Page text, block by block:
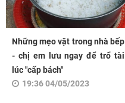
Những mẹo vặt trong nhà bếp
- chị em lưu ngay để trổ tài
lúc "cấp bách"
19:36 04/05/2023